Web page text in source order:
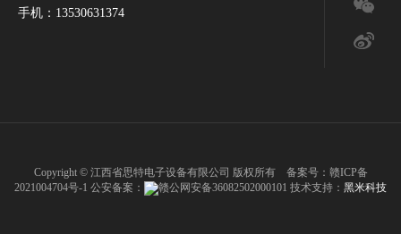
手机：13530631374
Copyright © 江西省思特电子设备有限公司 版权所有 备案号： 赣ICP备
2021004704号-1 公安备案： 赣公网安备36082502000101 技术支持： 黑米科技